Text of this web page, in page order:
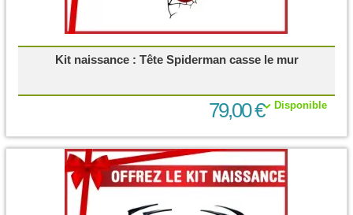
Kit naissance : Tête Spiderman casse le mur
Disponible
79,00 €